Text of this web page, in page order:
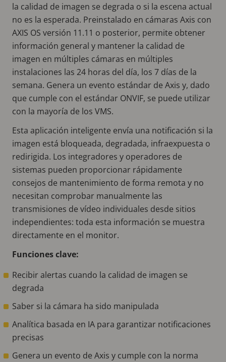
la calidad de imagen se degrada o si la escena actual
no es la esperada. Preinstalado en cámaras Axis con
AXIS OS versión 11.11 o posterior, permite obtener
información general y mantener la calidad de
imagen en múltiples cámaras en múltiples
instalaciones las 24 horas del día, los 7 días de la
semana. Genera un evento estándar de Axis y, dado
que cumple con el estándar ONVIF, se puede utilizar
con la mayoría de los VMS.
Esta aplicación inteligente envía una notificación si la
imagen está bloqueada, degradada, infraexpuesta o
redirigida. Los integradores y operadores de
sistemas pueden proporcionar rápidamente
consejos de mantenimiento de forma remota y no
necesitan comprobar manualmente las
transmisiones de vídeo individuales desde sitios
independientes: toda esta información se muestra
directamente en el monitor.
Funciones clave:
Recibir alertas cuando la calidad de imagen se
degrada
Saber si la cámara ha sido manipulada
Analítica basada en IA para garantizar notificaciones
precisas
Genera un evento de Axis y cumple con la norma